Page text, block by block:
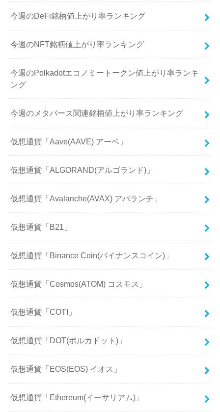
今週のDeFi銘柄値上がり率ランキング
今週のNFT銘柄値上がり率ランキング
今週のPolkadotエコノミートークン値上がり率ランキ
ング
今週のメタバース関連銘柄値上がり率ランキング
仮想通貨「Aave(AAVE) アーベ」
仮想通貨「ALGORAND(アルゴランド)」
仮想通貨「Avalanche(AVAX) アバランチ」
仮想通貨「B21」
仮想通貨「Binance Coin(バイナンスコイン)」
仮想通貨「Cosmos(ATOM) コスモス」
仮想通貨「COTI」
仮想通貨「DOT(ポルカドット)」
仮想通貨「EOS(EOS) イオス」
仮想通貨「Ethereum(イーサリアム)」